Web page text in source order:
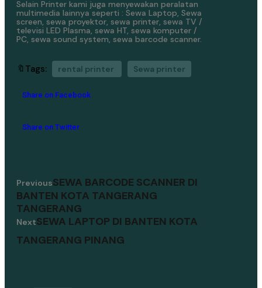
Selain Printer kami juga menyewakan peralatan
multimedia lainnya seperti : Sewa Laptop, Sewa
screen, sewa proyektor, sewa printer, sewa TV /
televisi LED Plasma, sewa HT, sewa komputer /
PC, sewa sound system, sewa barcode scanner.
🔖Tags: rental printer Sewa printer
Share on Facebook
Share on Twitter
PreviousSEWA BARCODE SCANNER DI
BANTEN KOTA TANGERANG
TANGERANG
NextSEWA LAPTOP DI BANTEN KOTA
TANGERANG PINANG